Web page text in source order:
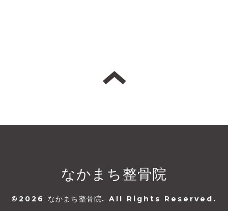
なかまち整骨院
©2026 なかまち整骨院. All Rights Reserved.